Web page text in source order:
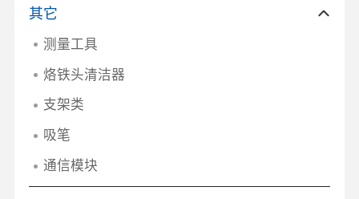
其它
测量工具
烙铁头清洁器
支架类
吸笔
通信模块